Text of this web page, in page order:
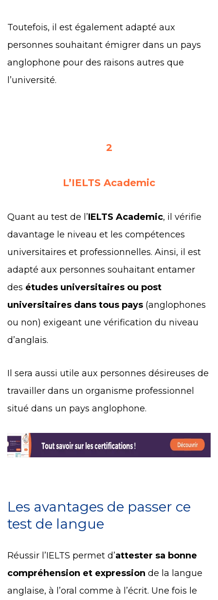
Toutefois, il est également adapté aux
personnes souhaitant émigrer dans un pays
anglophone pour des raisons autres que
l’université.
2
L’IELTS Academic
Quant au test de l’IELTS Academic, il vérifie
davantage le niveau et les compétences
universitaires et professionnelles. Ainsi, il est
adapté aux personnes souhaitant entamer
des études universitaires ou post
universitaires dans tous pays (anglophones
ou non) exigeant une vérification du niveau
d’anglais.
Il sera aussi utile aux personnes désireuses de
travailler dans un organisme professionnel
situé dans un pays anglophone.
Les avantages de passer ce
test de langue
Réussir l’IELTS permet d’attester sa bonne
compréhension et expression de la langue
anglaise, à l’oral comme à l’écrit. Une fois le